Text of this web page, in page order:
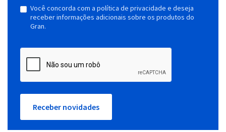
Você concorda com a política de privacidade e deseja
receber informações adicionais sobre os produtos do
Gran.
Receber novidades